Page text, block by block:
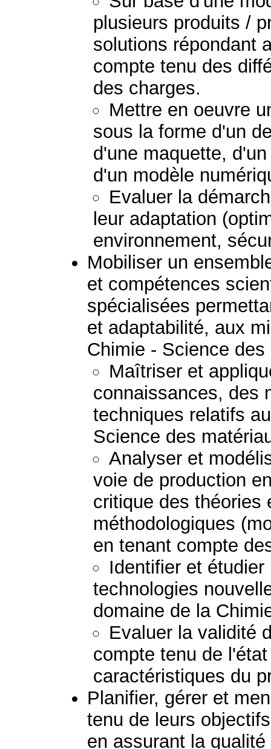
plusieurs produits /
solutions répondant
compte tenu des
des charges.
Mettre en oeuvre
sous la forme d'un
d'une maquette,
d'un modèle
Evaluer la
leur adaptation
environnement,
Mobiliser un
et compétences
spécialisées
et adaptabilité, aux
Chimie - Science
Maîtriser et
connaissances, des
techniques relatifs
Science des
Analyser et
voie de production
critique des théories
méthodologiques
en tenant compte
Identifier et
technologies
domaine de la
Evaluer la validité
compte tenu de
caractéristiques du
Planifier, gérer et
tenu de leurs
en assurant la